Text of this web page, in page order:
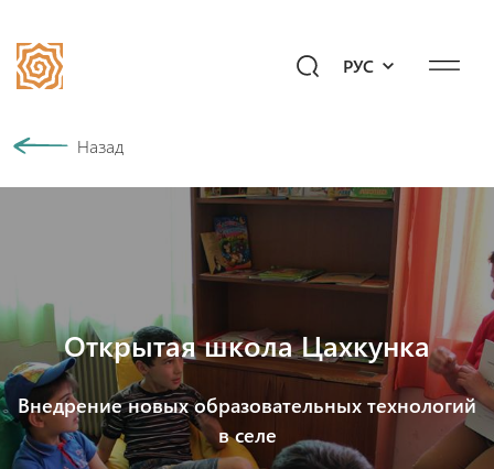
РУС
Наша история
Мероприятия
Медиахаб
Вопросы к «Айб»
Подари будущее!
Назад
Открытая школа Цахкунка
Внедрение новых образовательных технологий
в селе